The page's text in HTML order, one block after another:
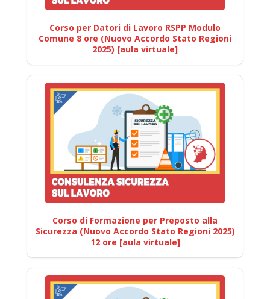
Corso per Datori di Lavoro RSPP Modulo
Comune 8 ore (Nuovo Accordo Stato Regioni
2025) [aula virtuale]
Corso di Formazione per Preposto alla
Sicurezza (Nuovo Accordo Stato Regioni 2025)
12 ore [aula virtuale]